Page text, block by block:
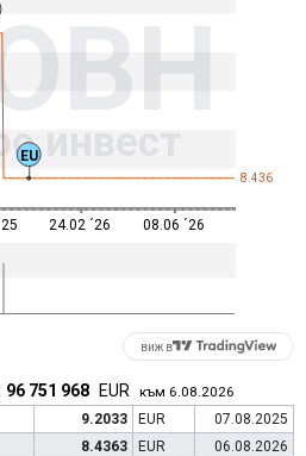
инвест
8.436
24.02 ´26 08.06 ´26
EU
виж в
96 751 968 EUR към 6.08.2026
9.2033 EUR
07.08.2025
8.4363 EUR
06.08.2026